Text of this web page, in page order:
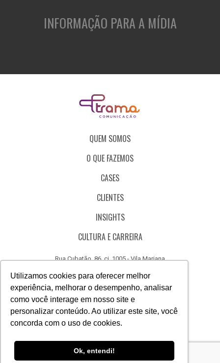
Utilizamos cookies para oferecer melhor
experiência, melhorar o desempenho, analisar
como você interage em nosso site e
personalizar conteúdo. Ao utilizar este site, você
concorda com o uso de cookies.
Ok, entendi!
INFORMAÇÃO PARA A MÍDIA
QUEM SOMOS
O QUE FAZEMOS
CASES
CLIENTES
INSIGHTS
CULTURA E CARREIRA
Rua Cubatão, 86, cj. 1005 - Vila Mariana
CÓDIGO DE ÉTICA
CANAL DE DENÚNCIAS
Acesse
nosso
Acesse
nosso
Acesse
nosso nosso nosso nosso